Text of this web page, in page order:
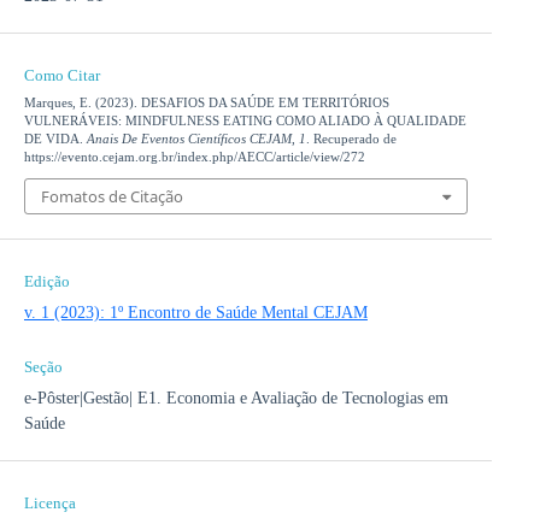
Como Citar
Marques, E. (2023). DESAFIOS DA SAÚDE EM TERRITÓRIOS
VULNERÁVEIS: MINDFULNESS EATING COMO ALIADO À QUALIDADE
DE VIDA. Anais De Eventos Científicos CEJAM, 1
. Recuperado de
https://evento.cejam.org.br/index.php/AECC/article/view/272
Fomatos de Citação
Edição
v. 1 (2023): 1º Encontro de Saúde Mental CEJAM
Seção
e-Pôster|Gestão| E1. Economia e Avaliação de Tecnologias em
Saúde
Licença